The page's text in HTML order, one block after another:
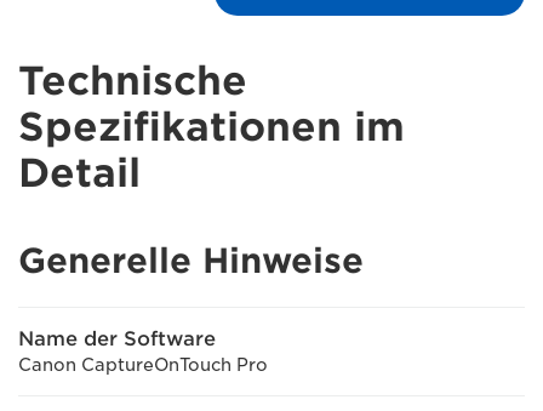
Technische
Spezifikationen im
Detail
Generelle Hinweise
Name der Software
Canon CaptureOnTouch Pro